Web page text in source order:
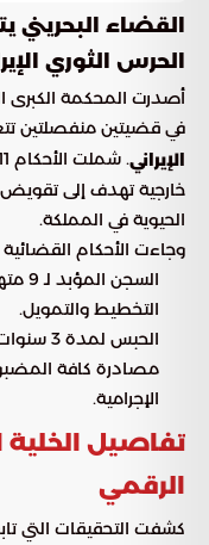
القضاء
الحرس الثوري
أصدرت المحكمة الكبرى
في قضيتين منفصلتين
الإيراني
خارجية تهدف إلى
الحيوية في المملكة.
وجاءت الأحكام القضائية
التخطيط والتمويل.
الحبس لمدة 3 سنوات لمتهمين آخرين.
مصادرة كافة
الإجرامية.
تفاصيل الخلية
الرقمي
كشفت التحقيقات التي